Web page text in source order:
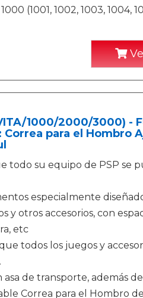
(1001, 1002, 1003, 1004,
1000/2000/3000) -
para el Hombro
todo su equipo de PSP se
especialmente
y otros accesorios, con
etc
todos los juegos y
de transporte, además
Correa para el Hombro